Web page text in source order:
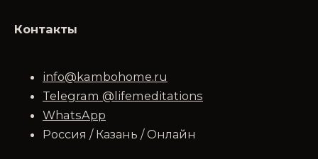
Контакты
info@kambohome.ru
Telegram @lifemeditations
WhatsApp
Россия / Казань / Онлайн